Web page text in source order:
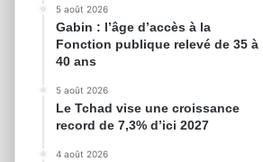
5 août 2026
Gabin : l’âge d’accès à la
Fonction publique relevé de 35 à
40 ans
5 août 2026
Le Tchad vise une croissance
record de 7,3% d’ici 2027
4 août 2026